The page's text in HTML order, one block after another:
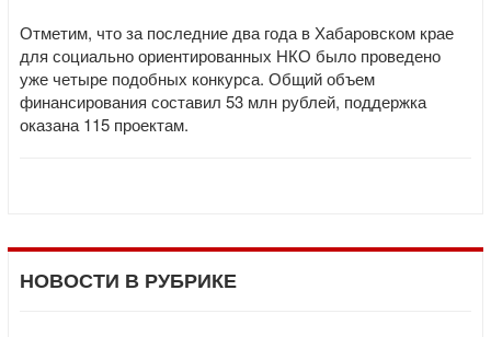
Отметим, что за последние два года в Хабаровском крае
для социально ориентированных НКО было проведено
уже четыре подобных конкурса. Общий объем
финансирования составил 53 млн рублей, поддержка
оказана 115 проектам.
НОВОСТИ В РУБРИКЕ